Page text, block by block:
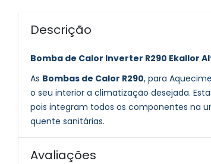
Descrição
Bomba de Calor Inverter R290 Ekallor
As Bombas de Calor R290, para
o seu interior a climatização desejada.
pois integram todos os componentes na
quente sanitárias.
Avaliações